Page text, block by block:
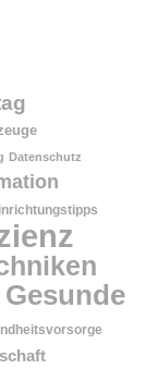
Datenschutz
Gesunde